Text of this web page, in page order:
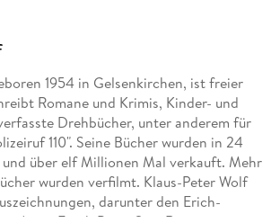
1954 in Gelsenkirchen, ist freier
Romane und Krimis, Kinder- und
Drehbücher, unter anderem für
110". Seine Bücher wurden in 24
über elf Millionen Mal verkauft. Mehr
wurden verfilmt. Klaus-Peter Wolf
darunter den Erich-